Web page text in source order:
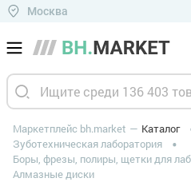
Москва
Маркетплейс bh.market Каталог
Зуботехническая лаборатория
Боры, фрезы, полиры, щетки для
Алмазные диски